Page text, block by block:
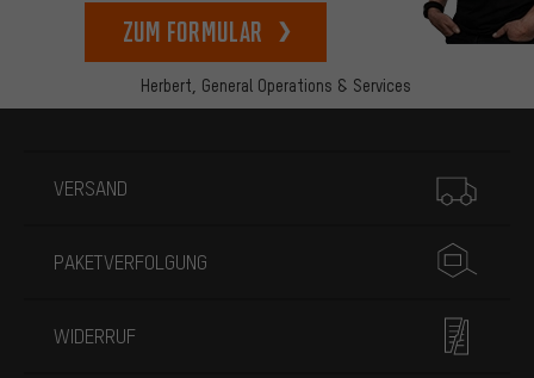
Herbert, General Operations & Services
zum Formular
VERSAND
PAKETVERFOLGUNG
WIDERRUF